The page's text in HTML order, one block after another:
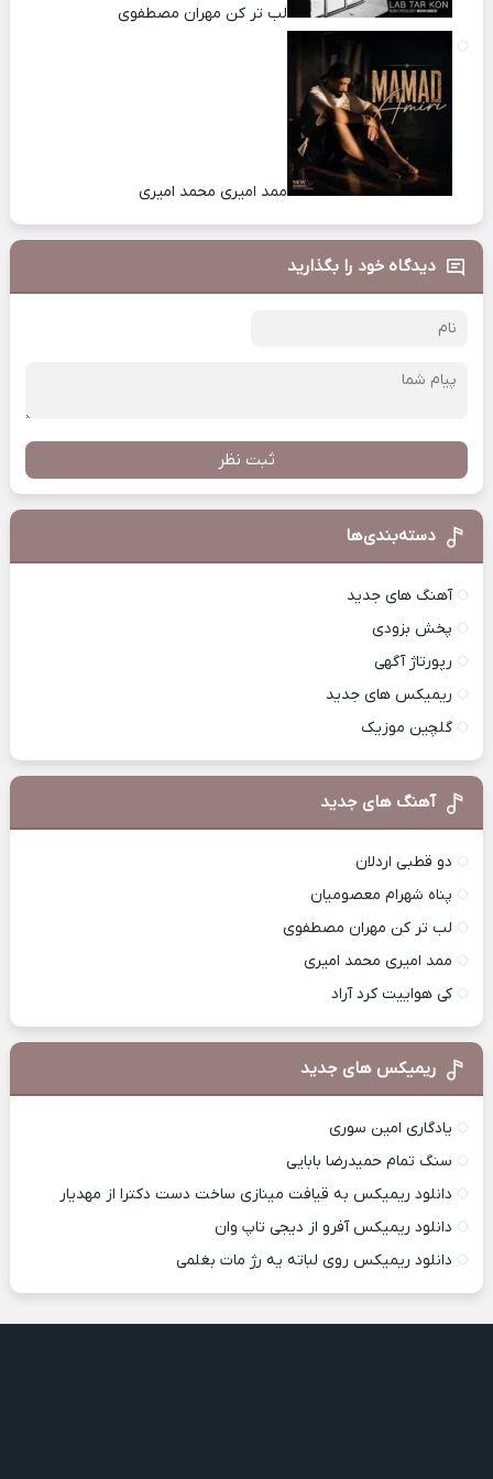
لب تر کن مهران مصطفوی
ممد امیری محمد امیری
دیدگاه خود را بگذارید
ثبت نظر
دسته‌بندی‌ها
آهنگ های جدید
پخش بزودی
رپورتاژ آگهی
ریمیکس های جدید
گلچین موزیک
آهنگ های جدید
دو قطبی اردلان
پناه شهرام معصومیان
لب تر کن مهران مصطفوی
ممد امیری محمد امیری
کی هواییت کرد آراد
ریمیکس های جدید
یادگاری امین سوری
سنگ تمام حمیدرضا بابایی
دانلود ریمیکس به قیافت مینازی ساخت دست دکترا از مهدیار
دانلود ریمیکس آفرو از ديجی تاپ وان
دانلود ریمیکس روی لباته یه رژ مات بغلمی